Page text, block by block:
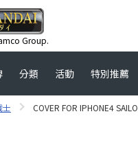
Group.
分類 活動 特別推薦
士 COVER FOR IPHONE4